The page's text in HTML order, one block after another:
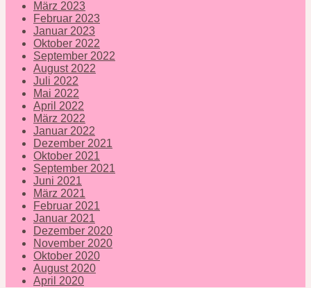
März 2023
Februar 2023
Januar 2023
Oktober 2022
September 2022
August 2022
Juli 2022
Mai 2022
April 2022
März 2022
Januar 2022
Dezember 2021
Oktober 2021
September 2021
Juni 2021
März 2021
Februar 2021
Januar 2021
Dezember 2020
November 2020
Oktober 2020
August 2020
April 2020